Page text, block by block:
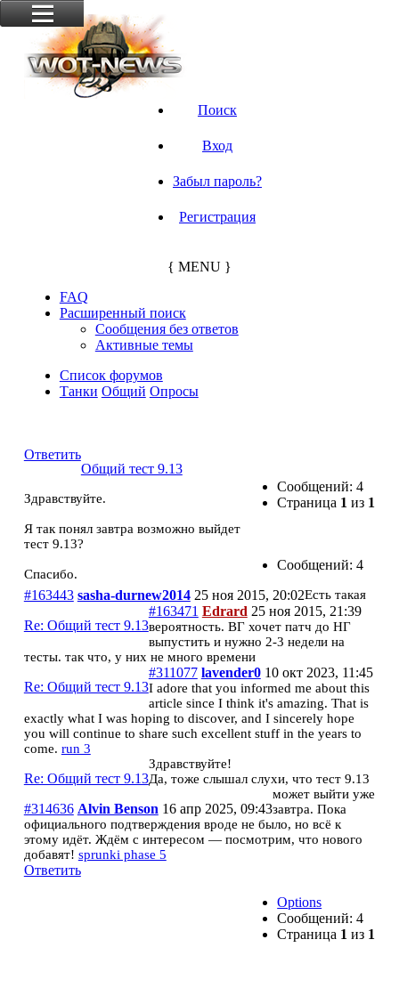
Поиск
Вход
Забыл пароль?
Регистрация
{ MENU }
FAQ
Расширенный поиск
Сообщения без ответов
Активные темы
Список форумов
Танки Общий Опросы
Сообщений: 4
Страница 1 из 1
Сообщений: 4
Ответить
Общий тест 9.13
#163443 sasha-durnew2014 25 ноя 2015, 20:02
Здравствуйте.
Я так понял завтра возможно выйдет
тест 9.13?
Спасибо.
Re: Общий тест 9.13
#163471 Edrard 25 ноя 2015, 21:39
Есть такая
вероятность. ВГ хочет патч до НГ
выпустить и нужно 2-3 недели на
тесты. так что, у них не много времени
Re: Общий тест 9.13
#311077 lavender0 10 окт 2023, 11:45
I adore that you informed me about this
article since I think it's amazing. That is
exactly what I was hoping to discover, and I sincerely hope
you will continue to share such excellent stuff in the years to
come. run 3
Re: Общий тест 9.13
#314636 Alvin Benson 16 апр 2025, 09:43
Здравствуйте!
Да, тоже слышал слухи, что тест 9.13
может выйти уже
завтра. Пока
официального подтверждения вроде не было, но всё к
этому идёт. Ждём с интересом — посмотрим, что нового
добавят! sprunki phase 5
Ответить
Options
Сообщений: 4
Страница 1 из 1